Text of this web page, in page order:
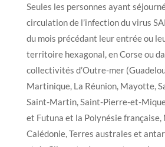
Seules les personnes ayant
circulation de l’infection du virus
du mois précédant leur entrée ou
territoire hexagonal, en Corse ou
collectivités d’Outre-mer
Martinique, La Réunion, Mayotte,
Saint-Martin, Saint-Pierre-et-
et Futuna et la Polynésie française,
Calédonie, Terres australes et